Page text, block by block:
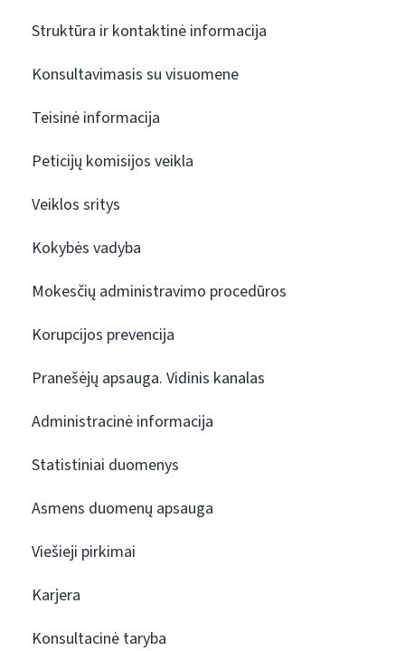
Struktūra ir kontaktinė informacija
Konsultavimasis su visuomene
Teisinė informacija
Peticijų komisijos veikla
Veiklos sritys
Kokybės vadyba
Mokesčių administravimo procedūros
Korupcijos prevencija
Pranešėjų apsauga. Vidinis kanalas
Administracinė informacija
Statistiniai duomenys
Asmens duomenų apsauga
Viešieji pirkimai
Karjera
Konsultacinė taryba